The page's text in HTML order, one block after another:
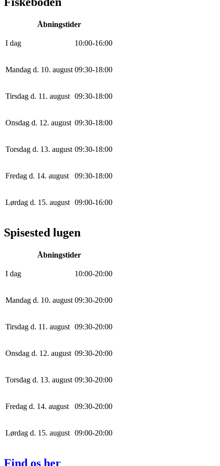
Åbningstider
I dag 10:00-16:00
Mandag d. 10. august 09:30-18:00
Tirsdag d. 11. august 09:30-18:00
Onsdag d. 12. august 09:30-18:00
Torsdag d. 13. august 09:30-18:00
Fredag d. 14. august 09:30-18:00
Lørdag d. 15. august 09:00-16:00
Spisested lugen
Åbningstider
I dag 10:00-20:00
Mandag d. 10. august 09:30-20:00
Tirsdag d. 11. august 09:30-20:00
Onsdag d. 12. august 09:30-20:00
Torsdag d. 13. august 09:30-20:00
Fredag d. 14. august 09:30-20:00
Lørdag d. 15. august 09:00-20:00
Find os her